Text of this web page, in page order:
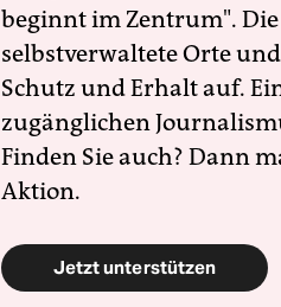
beginnt im Zentrum".
selbstverwaltete Orte
Schutz und Erhalt auf.
zugänglichen
Finden Sie auch? Dann
Aktion.
Jetzt unterstützen